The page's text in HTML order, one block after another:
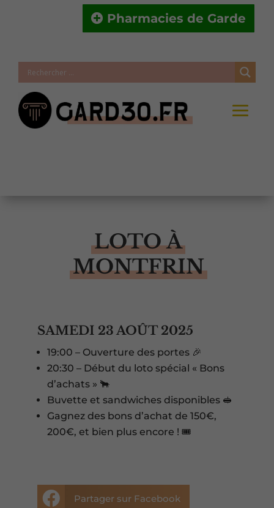
Pharmacies de Garde
LOTO À
MONTFRIN
SAMEDI 23 AOÛT 2025
19:00 – Ouverture des portes 🎉
20:30 – Début du loto spécial « Bons
d’achats » 🐂
Buvette et sandwiches disponibles 🥪
Gagnez des bons d’achat de 150€,
200€, et bien plus encore ! 🎟️
 Partager sur Facebook